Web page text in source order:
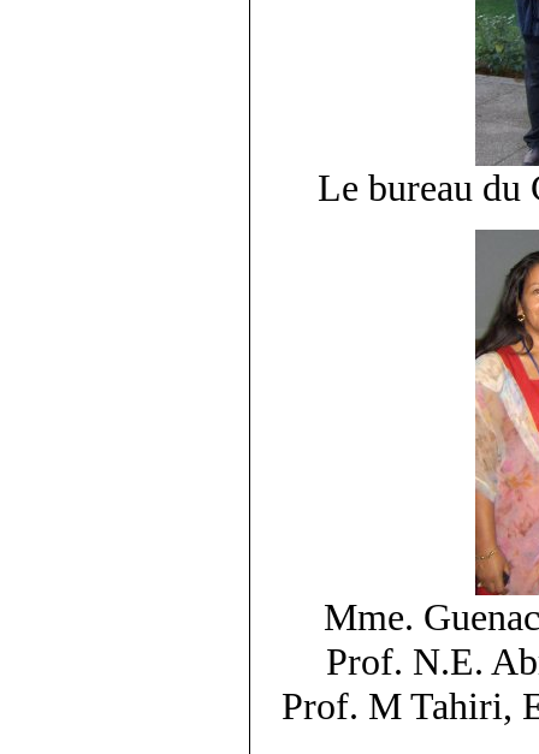
Le bureau
Mme.
Prof. N.E.
Prof. M Tahiri,